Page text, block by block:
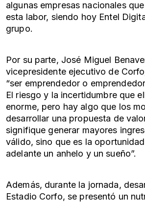
algunas empresas nacionales
esta labor, siendo hoy Entel
grupo.
Por su parte, José Miguel
vicepresidente ejecutivo de
“ser emprendedor o
El riesgo y la incertidumbre que
enorme, pero hay algo que los
desarrollar una propuesta de
signifique generar mayores
válido, sino que es la
adelante un anhelo y un sueño”.
Además, durante la jornada,
Estadio Corfo, se presentó un